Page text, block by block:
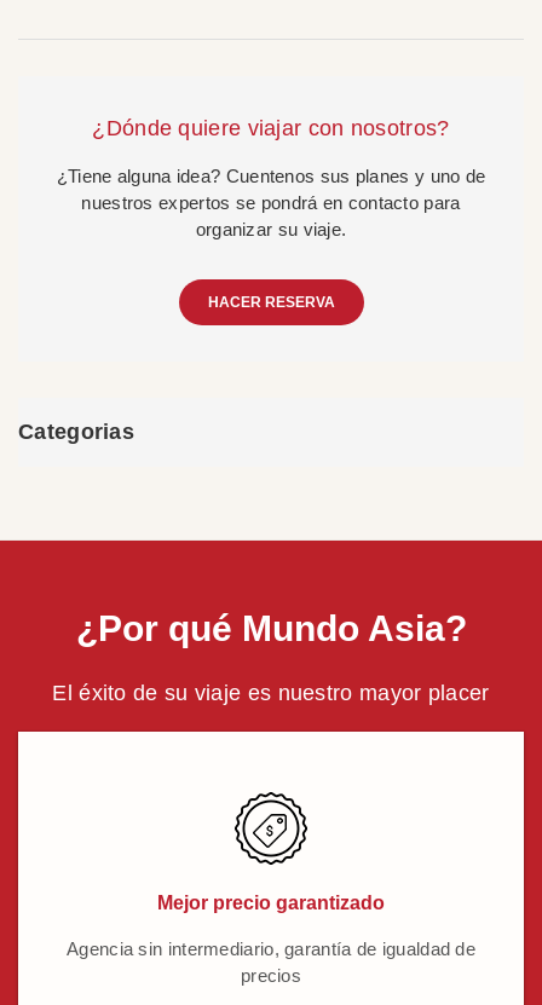
¿Dónde quiere viajar con nosotros?
¿Tiene alguna idea? Cuentenos sus planes y uno de
nuestros expertos se pondrá en contacto para
organizar su viaje.
HACER RESERVA
Categorias
¿Por qué Mundo Asia?
El éxito de su viaje es nuestro mayor placer
Mejor precio garantizado
Agencia sin intermediario, garantía de igualdad de
precios